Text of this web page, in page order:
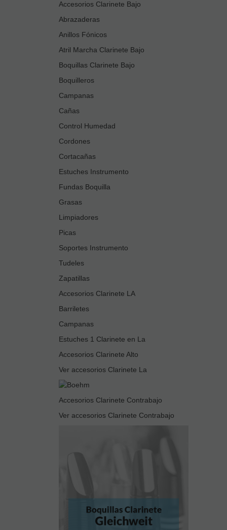
Accesorios Clarinete Bajo
Abrazaderas
Anillos Fónicos
Atril Marcha Clarinete Bajo
Boquillas Clarinete Bajo
Boquilleros
Campanas
Cañas
Control Humedad
Cordones
Cortacañas
Estuches Instrumento
Fundas Boquilla
Grasas
Limpiadores
Picas
Soportes Instrumento
Tudeles
Zapatillas
Accesorios Clarinete LA
Barriletes
Campanas
Estuches 1 Clarinete en La
Accesorios Clarinete Alto
Ver accesorios Clarinete La
Accesorios Clarinete Contrabajo
Ver accesorios Clarinete Contrabajo